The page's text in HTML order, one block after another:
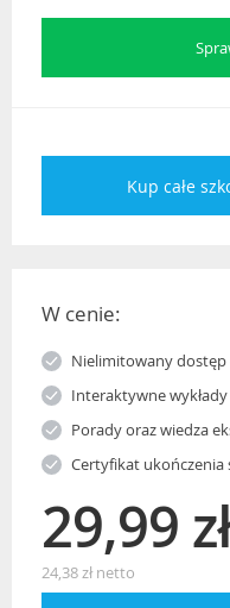
Kup całe
W cenie:
Nielimitowany dostęp
Interaktywne
Porady oraz wiedza
Certyfikat ukończenia
29,99
24,38 zł netto